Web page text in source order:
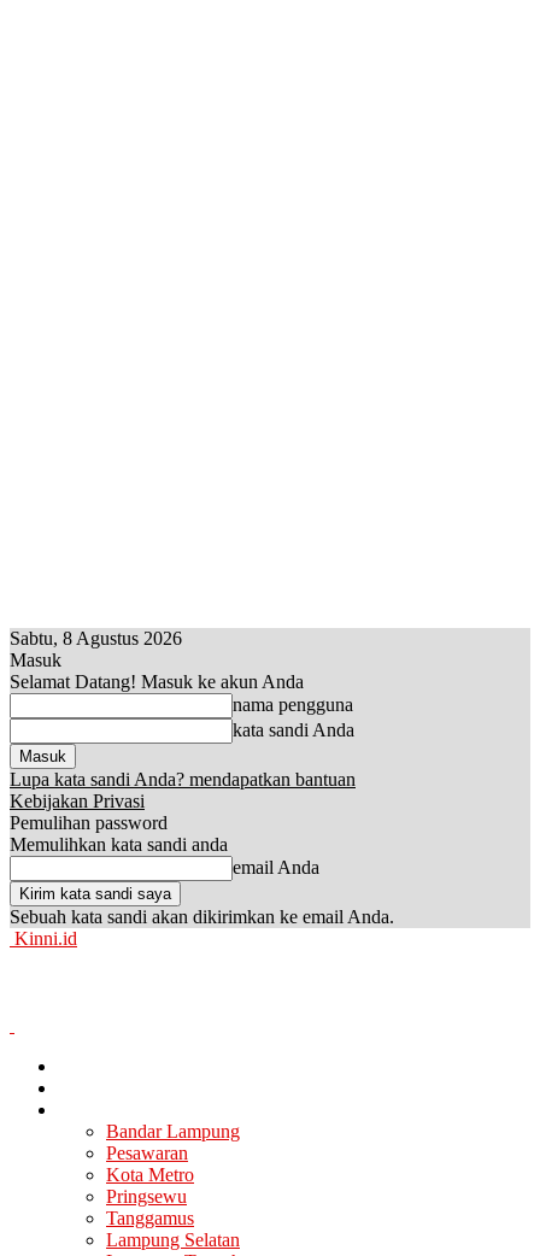
Sabtu, 8 Agustus 2026
Masuk
Selamat Datang! Masuk ke akun Anda
nama pengguna
kata sandi Anda
Lupa kata sandi Anda? mendapatkan bantuan
Kebijakan Privasi
Pemulihan password
Memulihkan kata sandi anda
email Anda
Sebuah kata sandi akan dikirimkan ke email Anda.
Kinni.id
Bandar Lampung
Pesawaran
Kota Metro
Pringsewu
Tanggamus
Lampung Selatan